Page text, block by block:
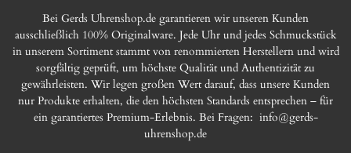
Bei Gerds Uhrenshop.de garantieren wir unseren Kunden
ausschließlich 100% Originalware. Jede Uhr und jedes Schmuckstück
in unserem Sortiment stammt von renommierten Herstellern und wird
sorgfältig geprüft, um höchste Qualität und Authentizität zu
gewährleisten. Wir legen großen Wert darauf, dass unsere Kunden
nur Produkte erhalten, die den höchsten Standards entsprechen – für
ein garantiertes Premium-Erlebnis. Bei Fragen: info@gerds-
uhrenshop.de